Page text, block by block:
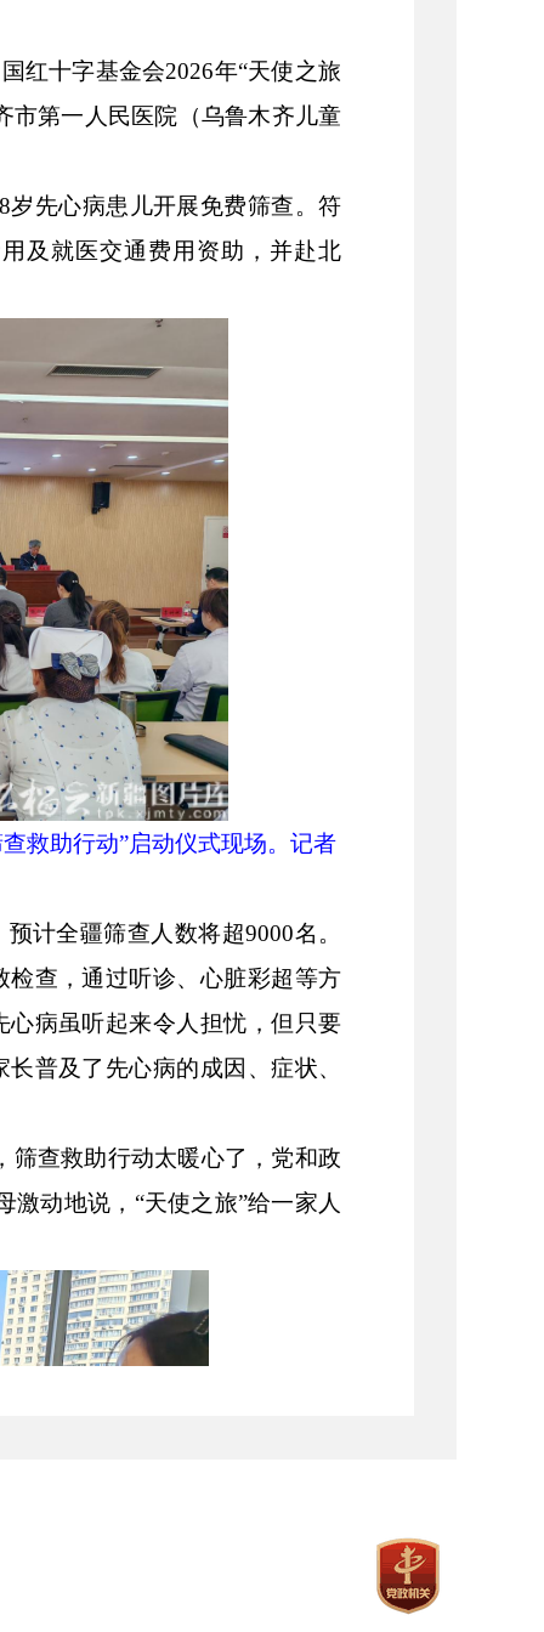
红十字基金会2026年“天使之旅
第一人民医院（乌鲁木齐儿童
岁先心病患儿开展免费筛查。符
及就医交通费用资助，并赴北
救助行动”启动仪式现场。记者
计全疆筛查人数将超9000名。
查，通过听诊、心脏彩超等方
病虽听起来令人担忧，但只要
普及了先心病的成因、症状、
筛查救助行动太暖心了，党和政
动地说，“天使之旅”给一家人